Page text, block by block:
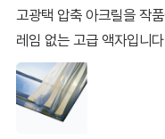
고광택 압축 아크릴을 작
레임 없는 고급 액자입니